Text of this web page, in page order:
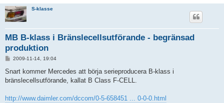
S-klasse
MB B-klass i Bränslecellsutförande - begränsad
produktion
P
s
2009-11-14, 19:04
Snart kommer Mercedes att börja serieproducera B-klass i
bränslecellsutförande, kallat B Class F-CELL.
http://www.daimler.com/dccom/0-5-658451 ... 0-0-0.html